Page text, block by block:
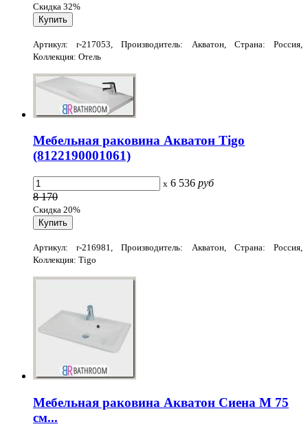
Скидка 32%
Артикул: r-217053, Производитель: Акватон, Страна: Россия,
Коллекция: Отель
Мебельная раковина Акватон Tigo
(8122190001061)
x 6 536 руб
8 170
Скидка 20%
Артикул: r-216981, Производитель: Акватон, Страна: Россия,
Коллекция: Tigo
Мебельная раковина Акватон Сиена М 75
см...